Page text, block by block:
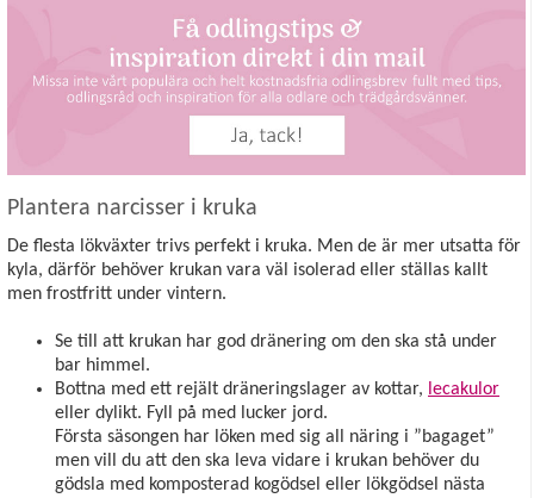
Plantera narcisser i kruka
De flesta lökväxter trivs perfekt i kruka. Men de är mer utsatta för
kyla, därför behöver krukan vara väl isolerad eller ställas kallt
men frostfritt under vintern.
Se till att krukan har god dränering om den ska stå under
bar himmel.
Bottna med ett rejält dräneringslager av kottar, lecakulor
eller dylikt. Fyll på med lucker jord.
Första säsongen har löken med sig all näring i ”bagaget”
men vill du att den ska leva vidare i krukan behöver du
gödsla med komposterad kogödsel eller lökgödsel nästa